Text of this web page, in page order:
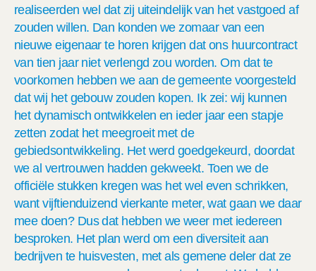
realiseerden wel dat zij uiteindelijk van het vastgoed af
zouden willen. Dan konden we zomaar van een
nieuwe eigenaar te horen krijgendat ons huurcontract
van tien jaar niet verlengd zou worden. Om dat te
voorkomen hebben we aan de gemeente voorgesteld
dat wij het gebouw zouden kopen. Ik zei: wij kunnen
het dynamisch ontwikkelen en ieder jaar een stapje
zetten zodat het meegroeit met de
gebiedsontwikkeling. Het werd goedgekeurd, doordat
we al vertrouwen hadden gekweekt. Toen we de
officiële stukken kregen was het wel even schrikken,
want vijftienduizend vierkante meter, wat gaan we daar
mee doen? Dus dat hebben we weer met iedereen
besproken. Het plan werd om een diversiteit aan
bedrijven te huisvesten, met als gemene deler dat ze